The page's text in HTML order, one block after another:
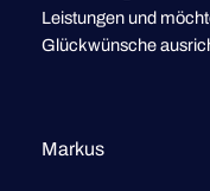
Leistungen und
Glückwünsche
Markus